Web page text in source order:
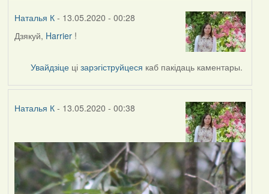
Наталья К- 13.05.2020 - 00:28
In
Harrier
Дзякуй, Harrier!
Увайдзіце цізарэгіструйцеся каб пакідаць каментары.
Наталья К- 13.05.2020 - 00:38